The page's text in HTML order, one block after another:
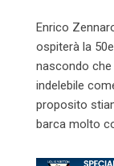
Enrico
ospiterà la
nascondo che
indelebile
proposito
barca molto